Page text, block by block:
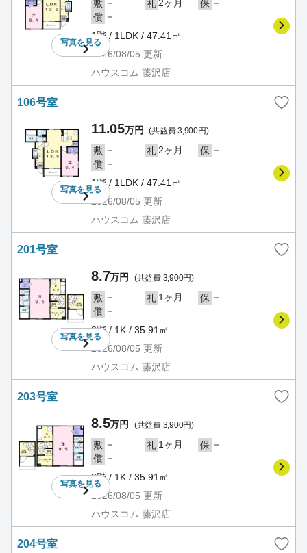
写真を見る
敷 － 礼2ヶ月 保 －
償 －
1階 / 1LDK / 47.41㎡
2026/08/05 更新
ハウスコム 藤沢店
106号室
写真を見る
11.05万円 (共益費 3,900円)
敷 － 礼2ヶ月 保 －
償 －
1階 / 1LDK / 47.41㎡
2026/08/05 更新
ハウスコム 藤沢店
201号室
写真を見る
8.7万円 (共益費 3,900円)
敷 － 礼 1ヶ月 保 －
償 －
2階 / 1K / 35.91㎡
2026/08/05 更新
ハウスコム 藤沢店
203号室
写真を見る
8.5万円 (共益費 3,900円)
敷 － 礼 1ヶ月 保 －
償 －
2階 / 1K / 35.91㎡
2026/08/05 更新
ハウスコム 藤沢店
204号室